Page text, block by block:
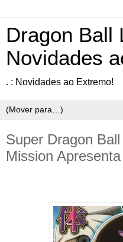
Dragon Ball
Novidades
. : Novidades ao Extremo!
Super Dragon
Mission